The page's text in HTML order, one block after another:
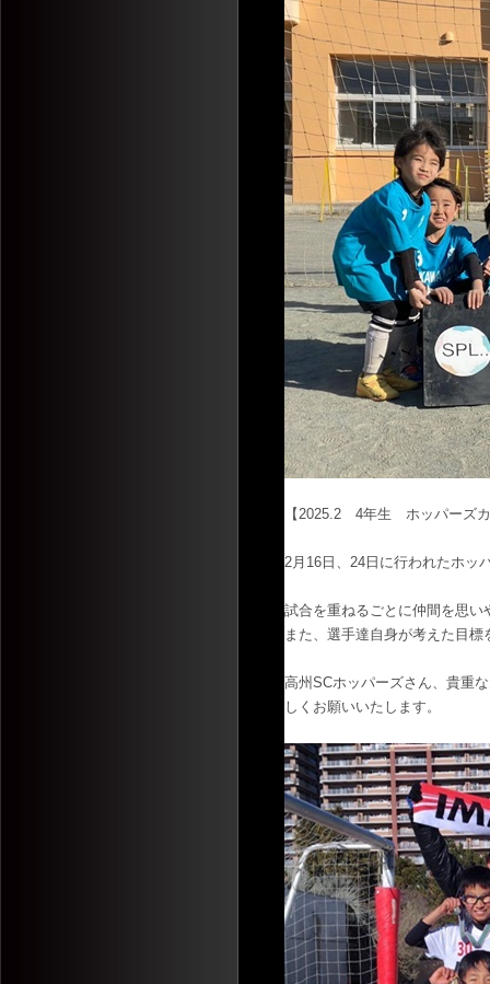
【2025.2 4年生 ホッパーズ
2月16日、24日に行われたホッ
試合を重ねるごとに仲間を思
また、選手達自身が考えた目
高州SCホッパーズさん、貴重
しくお願いいたします。